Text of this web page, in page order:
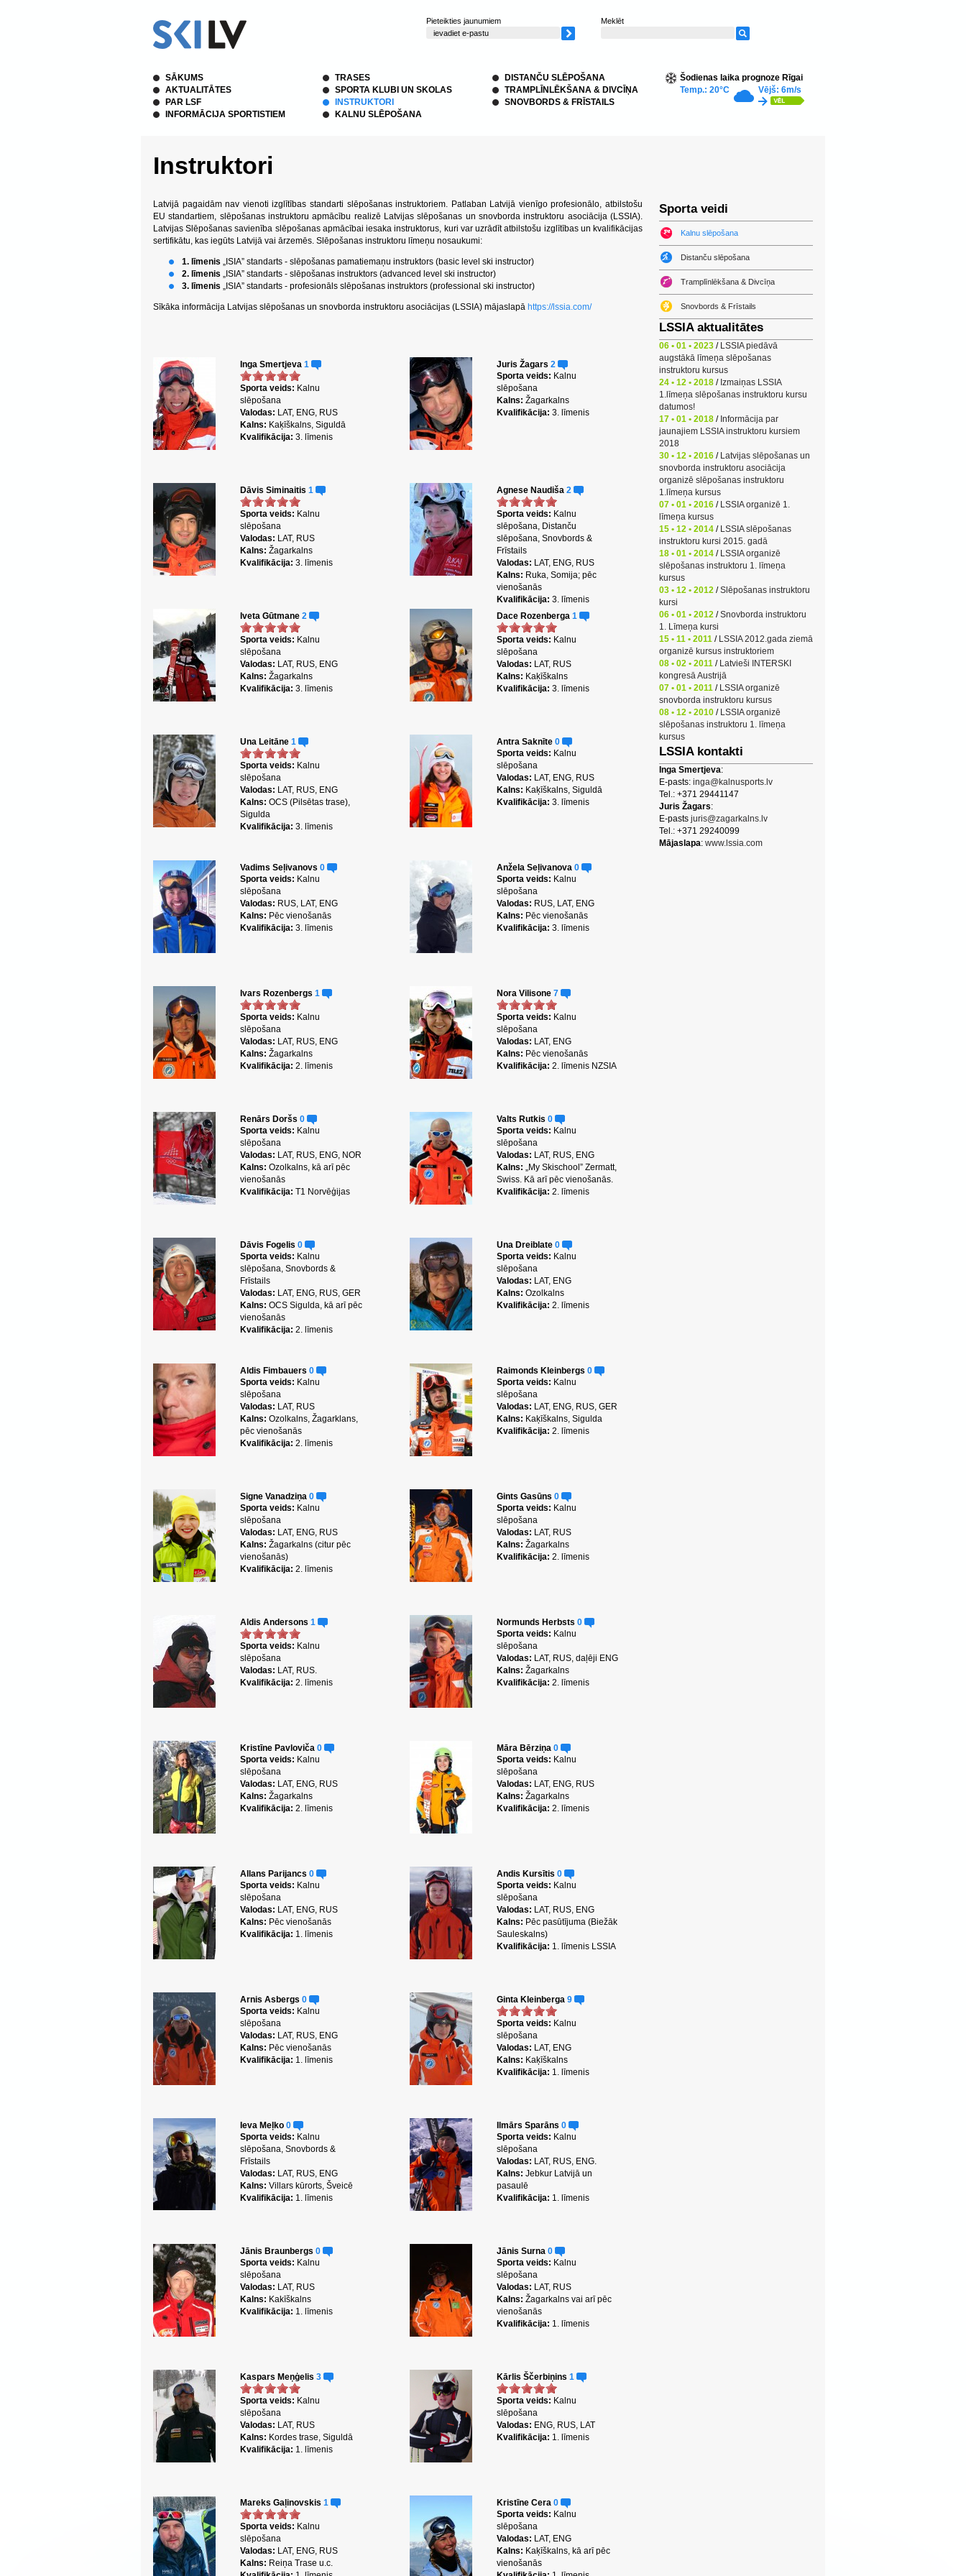
Pieteikties jaunumiem Meklēt
SĀKUMS
AKTUALITĀTES
PAR LSF
INFORMĀCIJA SPORTISTIEM
TRASES
SPORTA KLUBI UN SKOLAS
INSTRUKTORI
KALNU SLĒPOŠANA
DISTANČU SLĒPOŠANA
TRAMPLĪNLĒKŠANA & DIVCĪŅA
SNOVBORDS & FRĪSTAILS
Šodienas laika prognoze Rīgai
Temp.: 20°C
Vējš: 6m/s
Instruktori
Latvijā pagaidām nav vienoti izglītības standarti slēpošanas instruktoriem. Patlaban Latvijā vienīgo profesionālo, atbilstošu
EU standartiem, slēpošanas instruktoru apmācību realizē Latvijas slēpošanas un snovborda instruktoru asociācija (LSSIA).
Latvijas Slēpošanas savienība slēpošanas apmācībai iesaka instruktorus, kuri var uzrādīt atbilstošu izglītības un kvalifikācijas
sertifikātu, kas iegūts Latvijā vai ārzemēs. Slēpošanas instruktoru līmeņu nosaukumi:
1. līmenis „ISIA” standarts - slēpošanas pamatiemaņu instruktors (basic level ski instructor)
2. līmenis „ISIA” standarts - slēpošanas instruktors (advanced level ski instructor)
3. līmenis „ISIA” standarts - profesionāls slēpošanas instruktors (professional ski instructor)
Sīkāka informācija Latvijas slēpošanas un snovborda instruktoru asociācijas (LSSIA) mājaslapā https://lssia.com/
Inga Smertjeva 1
Sporta veids: Kalnu
slēpošana
Valodas: LAT, ENG, RUS
Kalns: Kaķīškalns, Siguldā
Kvalifikācija: 3. līmenis
Juris Žagars 2
Sporta veids: Kalnu
slēpošana
Kalns: Žagarkalns
Kvalifikācija: 3. līmenis
Dāvis Siminaitis 1
Sporta veids: Kalnu
slēpošana
Valodas: LAT, RUS
Kalns: Žagarkalns
Kvalifikācija: 3. līmenis
Agnese Naudiša 2
Sporta veids: Kalnu
slēpošana, Distanču
slēpošana, Snovbords &
Frīstails
Valodas: LAT, ENG, RUS
Kalns: Ruka, Somija; pēc
vienošanās
Kvalifikācija: 3. līmenis
Iveta Gūtmane 2
Sporta veids: Kalnu
slēpošana
Valodas: LAT, RUS, ENG
Kalns: Žagarkalns
Kvalifikācija: 3. līmenis
Dace Rozenberga 1
Sporta veids: Kalnu
slēpošana
Valodas: LAT, RUS
Kalns: Kaķīškalns
Kvalifikācija: 3. līmenis
Una Leitāne 1
Sporta veids: Kalnu
slēpošana
Valodas: LAT, RUS, ENG
Kalns: OCS (Pilsētas trase),
Sigulda
Kvalifikācija: 3. līmenis
Antra Saknīte 0
Sporta veids: Kalnu
slēpošana
Valodas: LAT, ENG, RUS
Kalns: Kaķīškalns, Siguldā
Kvalifikācija: 3. līmenis
Vadims Seļivanovs 0
Sporta veids: Kalnu
slēpošana
Valodas: RUS, LAT, ENG
Kalns: Pēc vienošanās
Kvalifikācija: 3. līmenis
Anžela Seļivanova 0
Sporta veids: Kalnu
slēpošana
Valodas: RUS, LAT, ENG
Kalns: Pēc vienošanās
Kvalifikācija: 3. līmenis
Ivars Rozenbergs 1
Sporta veids: Kalnu
slēpošana
Valodas: LAT, RUS, ENG
Kalns: Žagarkalns
Kvalifikācija: 2. līmenis
Nora Vilisone 7
Sporta veids: Kalnu
slēpošana
Valodas: LAT, ENG
Kalns: Pēc vienošanās
Kvalifikācija: 2. līmenis NZSIA
Renārs Doršs 0
Sporta veids: Kalnu
slēpošana
Valodas: LAT, RUS, ENG, NOR
Kalns: Ozolkalns, kā arī pēc
vienošanās
Kvalifikācija: T1 Norvēģijas
Valts Rutkis 0
Sporta veids: Kalnu
slēpošana
Valodas: LAT, RUS, ENG
Kalns: „My Skischool” Zermatt,
Swiss. Kā arī pēc vienošanās.
Kvalifikācija: 2. līmenis
Dāvis Fogelis 0
Sporta veids: Kalnu
slēpošana, Snovbords &
Frīstails
Valodas: LAT, ENG, RUS, GER
Kalns: OCS Sigulda, kā arī pēc
vienošanās
Kvalifikācija: 2. līmenis
Una Dreiblate 0
Sporta veids: Kalnu
slēpošana
Valodas: LAT, ENG
Kalns: Ozolkalns
Kvalifikācija: 2. līmenis
Aldis Fimbauers 0
Sporta veids: Kalnu
slēpošana
Valodas: LAT, RUS
Kalns: Ozolkalns, Žagarklans,
pēc vienošanās
Kvalifikācija: 2. līmenis
Raimonds Kleinbergs 0
Sporta veids: Kalnu
slēpošana
Valodas: LAT, ENG, RUS, GER
Kalns: Kaķīškalns, Sigulda
Kvalifikācija: 2. līmenis
Signe Vanadziņa 0
Sporta veids: Kalnu
slēpošana
Valodas: LAT, ENG, RUS
Kalns: Žagarkalns (citur pēc
vienošanās)
Kvalifikācija: 2. līmenis
Gints Gasūns 0
Sporta veids: Kalnu
slēpošana
Valodas: LAT, RUS
Kalns: Žagarkalns
Kvalifikācija: 2. līmenis
Aldis Andersons 1
Sporta veids: Kalnu
slēpošana
Valodas: LAT, RUS.
Kvalifikācija: 2. līmenis
Normunds Herbsts 0
Sporta veids: Kalnu
slēpošana
Valodas: LAT, RUS, daļēji ENG
Kalns: Žagarkalns
Kvalifikācija: 2. līmenis
Kristīne Pavloviča 0
Sporta veids: Kalnu
slēpošana
Valodas: LAT, ENG, RUS
Kalns: Žagarkalns
Kvalifikācija: 2. līmenis
Māra Bērziņa 0
Sporta veids: Kalnu
slēpošana
Valodas: LAT, ENG, RUS
Kalns: Žagarkalns
Kvalifikācija: 2. līmenis
Allans Parijancs 0
Sporta veids: Kalnu
slēpošana
Valodas: LAT, ENG, RUS
Kalns: Pēc vienošanās
Kvalifikācija: 1. līmenis
Andis Kursītis 0
Sporta veids: Kalnu
slēpošana
Valodas: LAT, RUS, ENG
Kalns: Pēc pasūtījuma (Biežāk
Sauleskalns)
Kvalifikācija: 1. līmenis LSSIA
Arnis Asbergs 0
Sporta veids: Kalnu
slēpošana
Valodas: LAT, RUS, ENG
Kalns: Pēc vienošanās
Kvalifikācija: 1. līmenis
Ginta Kleinberga 9
Sporta veids: Kalnu
slēpošana
Valodas: LAT, ENG
Kalns: Kaķīškalns
Kvalifikācija: 1. līmenis
Ieva Meļko 0
Sporta veids: Kalnu
slēpošana, Snovbords &
Frīstails
Valodas: LAT, RUS, ENG
Kalns: Villars kūrorts, Šveicē
Kvalifikācija: 1. līmenis
Ilmārs Sparāns 0
Sporta veids: Kalnu
slēpošana
Valodas: LAT, RUS, ENG.
Kalns: Jebkur Latvijā un
pasaulē
Kvalifikācija: 1. līmenis
Jānis Braunbergs 0
Sporta veids: Kalnu
slēpošana
Valodas: LAT, RUS
Kalns: Kakīškalns
Kvalifikācija: 1. līmenis
Jānis Surna 0
Sporta veids: Kalnu
slēpošana
Valodas: LAT, RUS
Kalns: Žagarkalns vai arī pēc
vienošanās
Kvalifikācija: 1. līmenis
Kaspars Meņģelis 3
Sporta veids: Kalnu
slēpošana
Valodas: LAT, RUS
Kalns: Kordes trase, Siguldā
Kvalifikācija: 1. līmenis
Kārlis Ščerbiņins 1
Sporta veids: Kalnu
slēpošana
Valodas: ENG, RUS, LAT
Kvalifikācija: 1. līmenis
Mareks Gaļinovskis 1
Sporta veids: Kalnu
slēpošana
Valodas: LAT, ENG, RUS
Kalns: Reiņa Trase u.c.
Kristīne Cera 0
Sporta veids: Kalnu
slēpošana
Valodas: LAT, ENG
Kalns: Kaķīškalns, kā arī pēc
vienošanās
Sporta veidi
Kalnu slēpošana
Distanču slēpošana
Tramplīnlēkšana & Divcīņa
Snovbords & Frīstails
LSSIA aktualitātes
06 • 01 • 2023 / LSSIA piedāvā
augstākā līmeņa slēpošanas
instruktoru kursus
24 • 12 • 2018 / Izmaiņas LSSIA
1.līmeņa slēpošanas instruktoru kursu
datumos!
17 • 01 • 2018 / Informācija par
jaunajiem LSSIA instruktoru kursiem
2018
30 • 12 • 2016 / Latvijas slēpošanas un
snovborda instruktoru asociācija
organizē slēpošanas instruktoru
1.līmeņa kursus
07 • 01 • 2016 / LSSIA organizē 1.
līmeņa kursus
15 • 12 • 2014 / LSSIA slēpošanas
instruktoru kursi 2015. gadā
18 • 01 • 2014 / LSSIA organizē
slēpošanas instruktoru 1. līmeņa
kursus
03 • 12 • 2012 /Slēpošanas instruktoru
kursi
06 • 01 • 2012 /Snovborda instruktoru
1. Līmeņa kursi
15 • 11 • 2011 / LSSIA 2012.gada ziemā
organizē kursus instruktoriem
08 • 02 • 2011 / Latvieši INTERSKI
kongresā Austrijā
07 • 01 • 2011 / LSSIA organizē
snovborda instruktoru kursus
08 • 12 • 2010 / LSSIA organizē
slēpošanas instruktoru 1. līmeņa
kursus
LSSIA kontakti
Inga Smertjeva:
E-pasts: inga@kalnusports.lv
Tel.: +371 29441147
Juris Žagars:
E-pasts juris@zagarkalns.lv
Tel.: +371 29240099
Mājaslapa: www.lssia.com